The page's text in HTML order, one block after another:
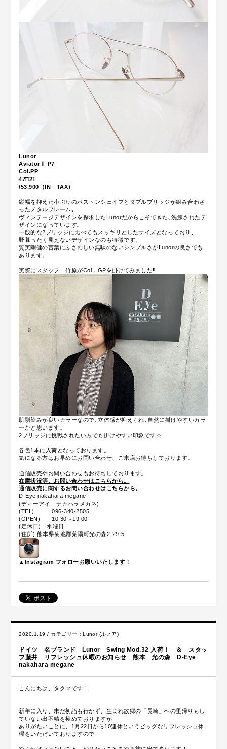
Lunor
AviatorⅡ P7
Col.PP
47□21
\53,900（IN TAX）
縦幅を抑えた小ぶりのボストンシェイプとダブルブリッジが組み合わさ
ったメタルフレーム｡
ヴィンテージデザインを探求したLunorだからこそできた､洗練されたデ
ザインになっています｡
一般的な2ブリッジに比べてもスッキリとしたサイズとなっており、
野暮ったく見えないデザインなのも特徴です。
質実剛健の言葉にふさわしい無駄のないシンプルさがLunorの良さでも
あります。
実際にスタッフ 竹原がCol．GPを掛けてみました‼
肌馴染みが良いカラーなので､立体感が抑えられ､自然に掛けやすいカラ
ーかと思います｡
2ブリッジに挑戦されたい方でも掛けやすい印象です☆
各色1本に入荷となっております。
気になる方はお早めにお問い合わせ、ご来店お待ちしております。
通信販売やお問い合わせもお待ちしております。
在庫状況等、お問い合わせはこちらから。
通信販売に関するお問い合わせはこちらから。
D-Eye nakahara megane
(ディーアイ ナカハラメガネ)
(TEL) 096-340-2505
(OPEN) 10:30～19:00
(定休日) 水曜日
(住所) 熊本県菊池郡菊陽町光の森2-29-5
▲Instagram フォローお願いいたします！
2020.1.19 / カテゴリー：Lunor (ルノア)
ドイツ 名ブランド Lunor Swing Mod.32 入荷！ ＆ スタッ
フ藤井 リフレッシュ休暇のお知らせ 熊本 光の森 D-Eye
nakahara megane
こんにちは、タクマです！
新年に入り、未だ初詣も行かず、生まれ故郷の「長崎」への里帰りもし
ていない出不精を極めておりますが
ありがたいことに、1月22日から10連休というビッグなリフレッシュ休
暇をいただいておりますので